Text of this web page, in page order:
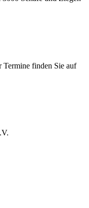
finden Sie auf